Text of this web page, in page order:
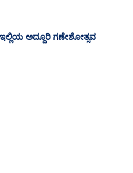
ಅದ್ದೂರಿ ಗಣೇಶೋತ್ಸವ